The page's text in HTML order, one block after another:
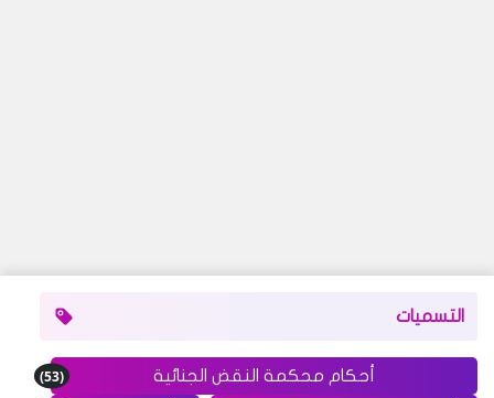
التسميات
أحكام محكمة النقض الجنائية (53)